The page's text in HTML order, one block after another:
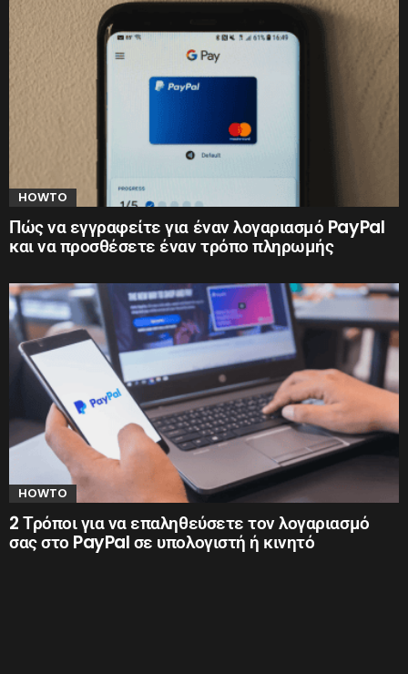
HOWTO
Πώς να εγγραφείτε για έναν λογαριασμό PayPal
και να προσθέσετε έναν τρόπο πληρωμής
HOWTO
2 Τρόποι για να επαληθεύσετε τον λογαριασμό
σας στο PayPal σε υπολογιστή ή κινητό